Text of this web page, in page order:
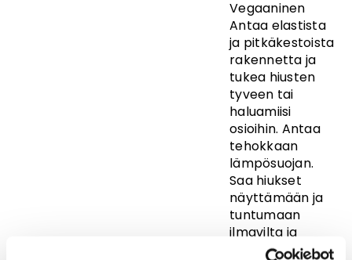
Vegaaninen
Antaa elastista
ja pitkäkestoista
rakennetta ja
tukea hiusten
tyveen tai
haluamiisi
osioihin. Antaa
tehokkaan
lämpösuojan.
Saa hiukset
näyttämään ja
tuntumaan
ilmavilta ja
tuuheilta.